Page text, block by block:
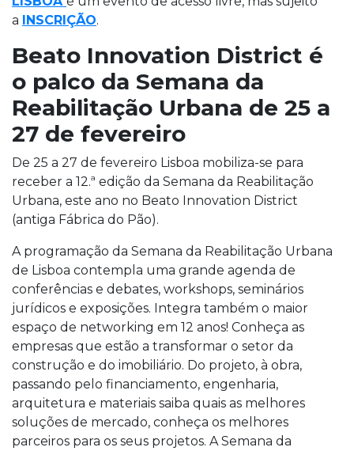
a INSCRIÇÃO.
Beato Innovation District é
o palco da Semana da
Reabilitação Urbana de 25 a
27 de fevereiro
De 25 a 27 de fevereiro Lisboa mobiliza-se para
receber a 12.ª edição da Semana da Reabilitação
Urbana, este ano no Beato Innovation District
(antiga Fábrica do Pão).
A programação da Semana da Reabilitação Urbana
de Lisboa contempla uma grande agenda de
conferências e debates, workshops, seminários
jurídicos e exposições. Integra também o maior
espaço de networking em 12 anos! Conheça as
empresas que estão a transformar o setor da
construção e do imobiliário. Do projeto, à obra,
passando pelo financiamento, engenharia,
arquitetura e materiais saiba quais as melhores
soluções de mercado, conheça os melhores
parceiros para os seus projetos. A Semana da